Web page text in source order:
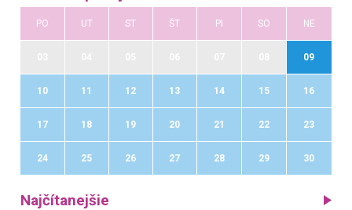
PO UT ST ŠT PI SO NE
09
10 11 12 13 14 15 16
17 18 19 20 21 22 23
24 25 26 27 28 29 30
Najčítanejšie